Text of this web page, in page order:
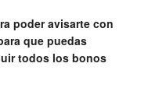
poder avisarte con
que puedas
todos los bonos